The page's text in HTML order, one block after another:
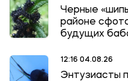
Черные
районе
будущих
12:16 04.08.26
Энтузиасты